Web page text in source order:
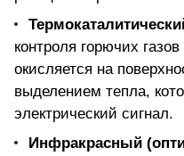
контроля горючих
окисляется на
выделением тепла,
электрический сигнал.
Инфракрасный